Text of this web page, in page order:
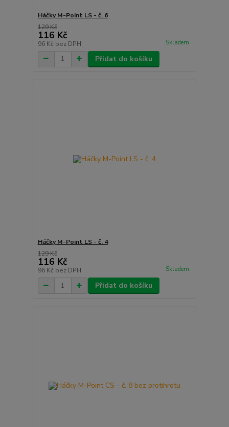
Háčky M-Point LS - č. 6
129 Kč
116 Kč
96 Kč bez DPH Skladem
Přidat do košíku
Háčky M-Point LS - č. 4
129 Kč
116 Kč
96 Kč bez DPH Skladem
Přidat do košíku